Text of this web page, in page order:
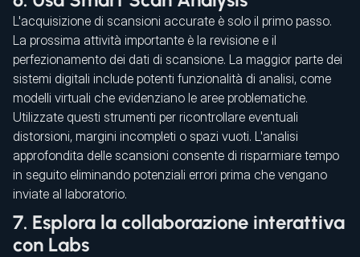
L'acquisizione di scansioni accurate è solo il primo passo.
La prossima attività importante è la revisione e il
perfezionamento dei dati di scansione. La maggior parte dei
sistemi digitali include potenti funzionalità di analisi, come
modelli virtuali che evidenziano le aree problematiche.
Utilizzate questi strumenti per ricontrollare eventuali
distorsioni, margini incompleti o spazi vuoti. L'analisi
approfondita delle scansioni consente di risparmiare tempo
in seguito eliminando potenziali errori prima che vengano
inviate al laboratorio.
7. Esplora la collaborazione interattiva
con Labs